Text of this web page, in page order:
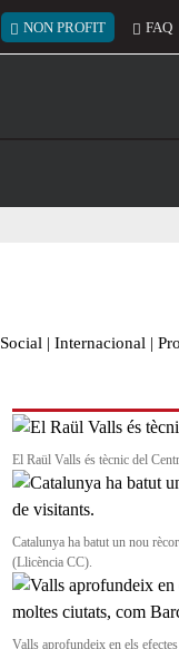
Menú del
NON PROFIT FAQ
Social | Internacional |
El Raül Valls és tècnic del
Catalunya ha batut un nou
(Llicència CC).
Valls aprofundeix en els